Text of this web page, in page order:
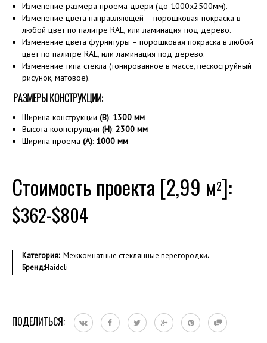
Изменение размера проема двери (до 1000х2500мм).
Изменение цвета направляющей – порошковая покраска в
любой цвет по палитре RAL, или ламинация под дерево.
Изменение цвета фурнитуры – порошковая покраска в любой
цвет по палитре RAL, или ламинация под дерево.
Изменение типа стекла (тонированное в массе, пескоструйный
рисунок, матовое).
РАЗМЕРЫ КОНСТРУКЦИИ:
Ширина конструкции (B): 1300 мм
Высота коонструкции (H): 2300 мм
Ширина проема (А): 1000 мм
Стоимость проекта [2,99 м2]:
$362-$804
Категория: Межкомнатные стеклянные перегородки.
Бренд:Haideli
ПОДЕЛИТЬСЯ: